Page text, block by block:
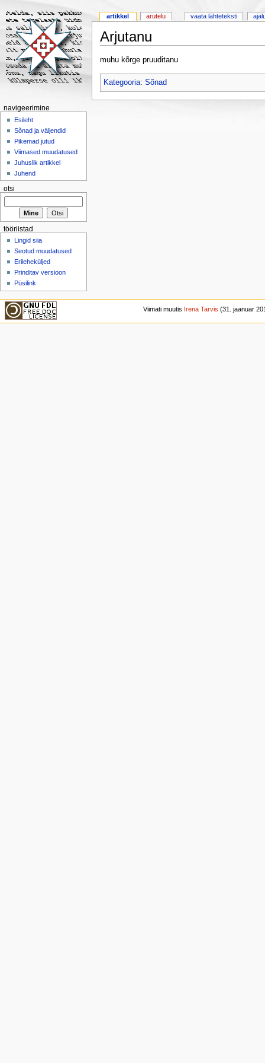
Arjutanu
muhu kõrge pruuditanu
Kategooria: Sõnad
artikkel arutelu vaata lähteteksti
navigeerimine
Esileht
Sõnad ja väljendid
Pikemad jutud
Viimased muudatused
Juhuslik artikkel
Juhend
otsi
tööriistad
Lingid siia
Seotud muudatused
Erileheküljed
Prinditav versioon
Püsilink
Viimati muutis Irena Tarvis (31. jaanuar